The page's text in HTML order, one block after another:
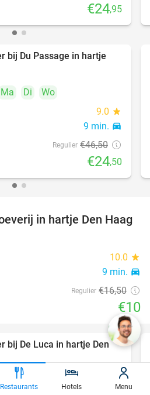
€24,95
47%
bij Du Passage in hartje
Ma Di
Wo
9.0 star
9 min. directions_car
Regulier €46,50
€24,50
39%
in hartje Den Haag
10.0 star
9 min. directions_car
Regulier €16,50
€10
47%
bij De Luca in hartje Den
Restaurants Hotels Menu